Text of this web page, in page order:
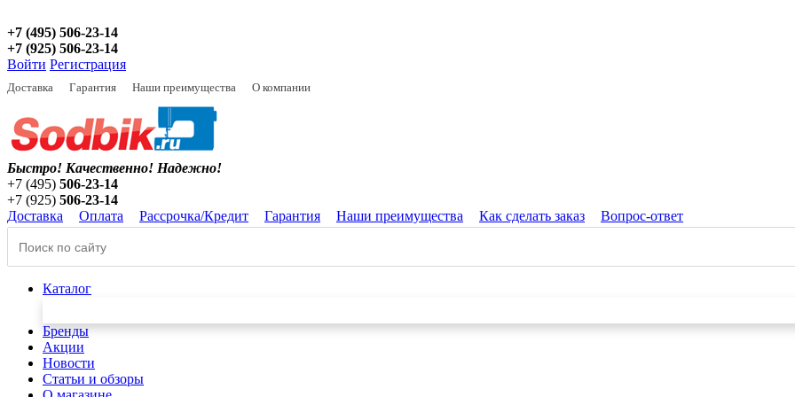
+7 (495) 506-23-14
+7 (925) 506-23-14
Войти Регистрация
Доставка Гарантия Наши преимущества О компании
Быстро! Качественно! Надежно!
+7 (495) 506-23-14
+7 (925) 506-23-14
Доставка
Оплата Рассрочка/Кредит Гарантия Наши преимущества Как сделать заказ Вопрос-ответ
Каталог
Бренды
Акции
Новости
Статьи и обзоры